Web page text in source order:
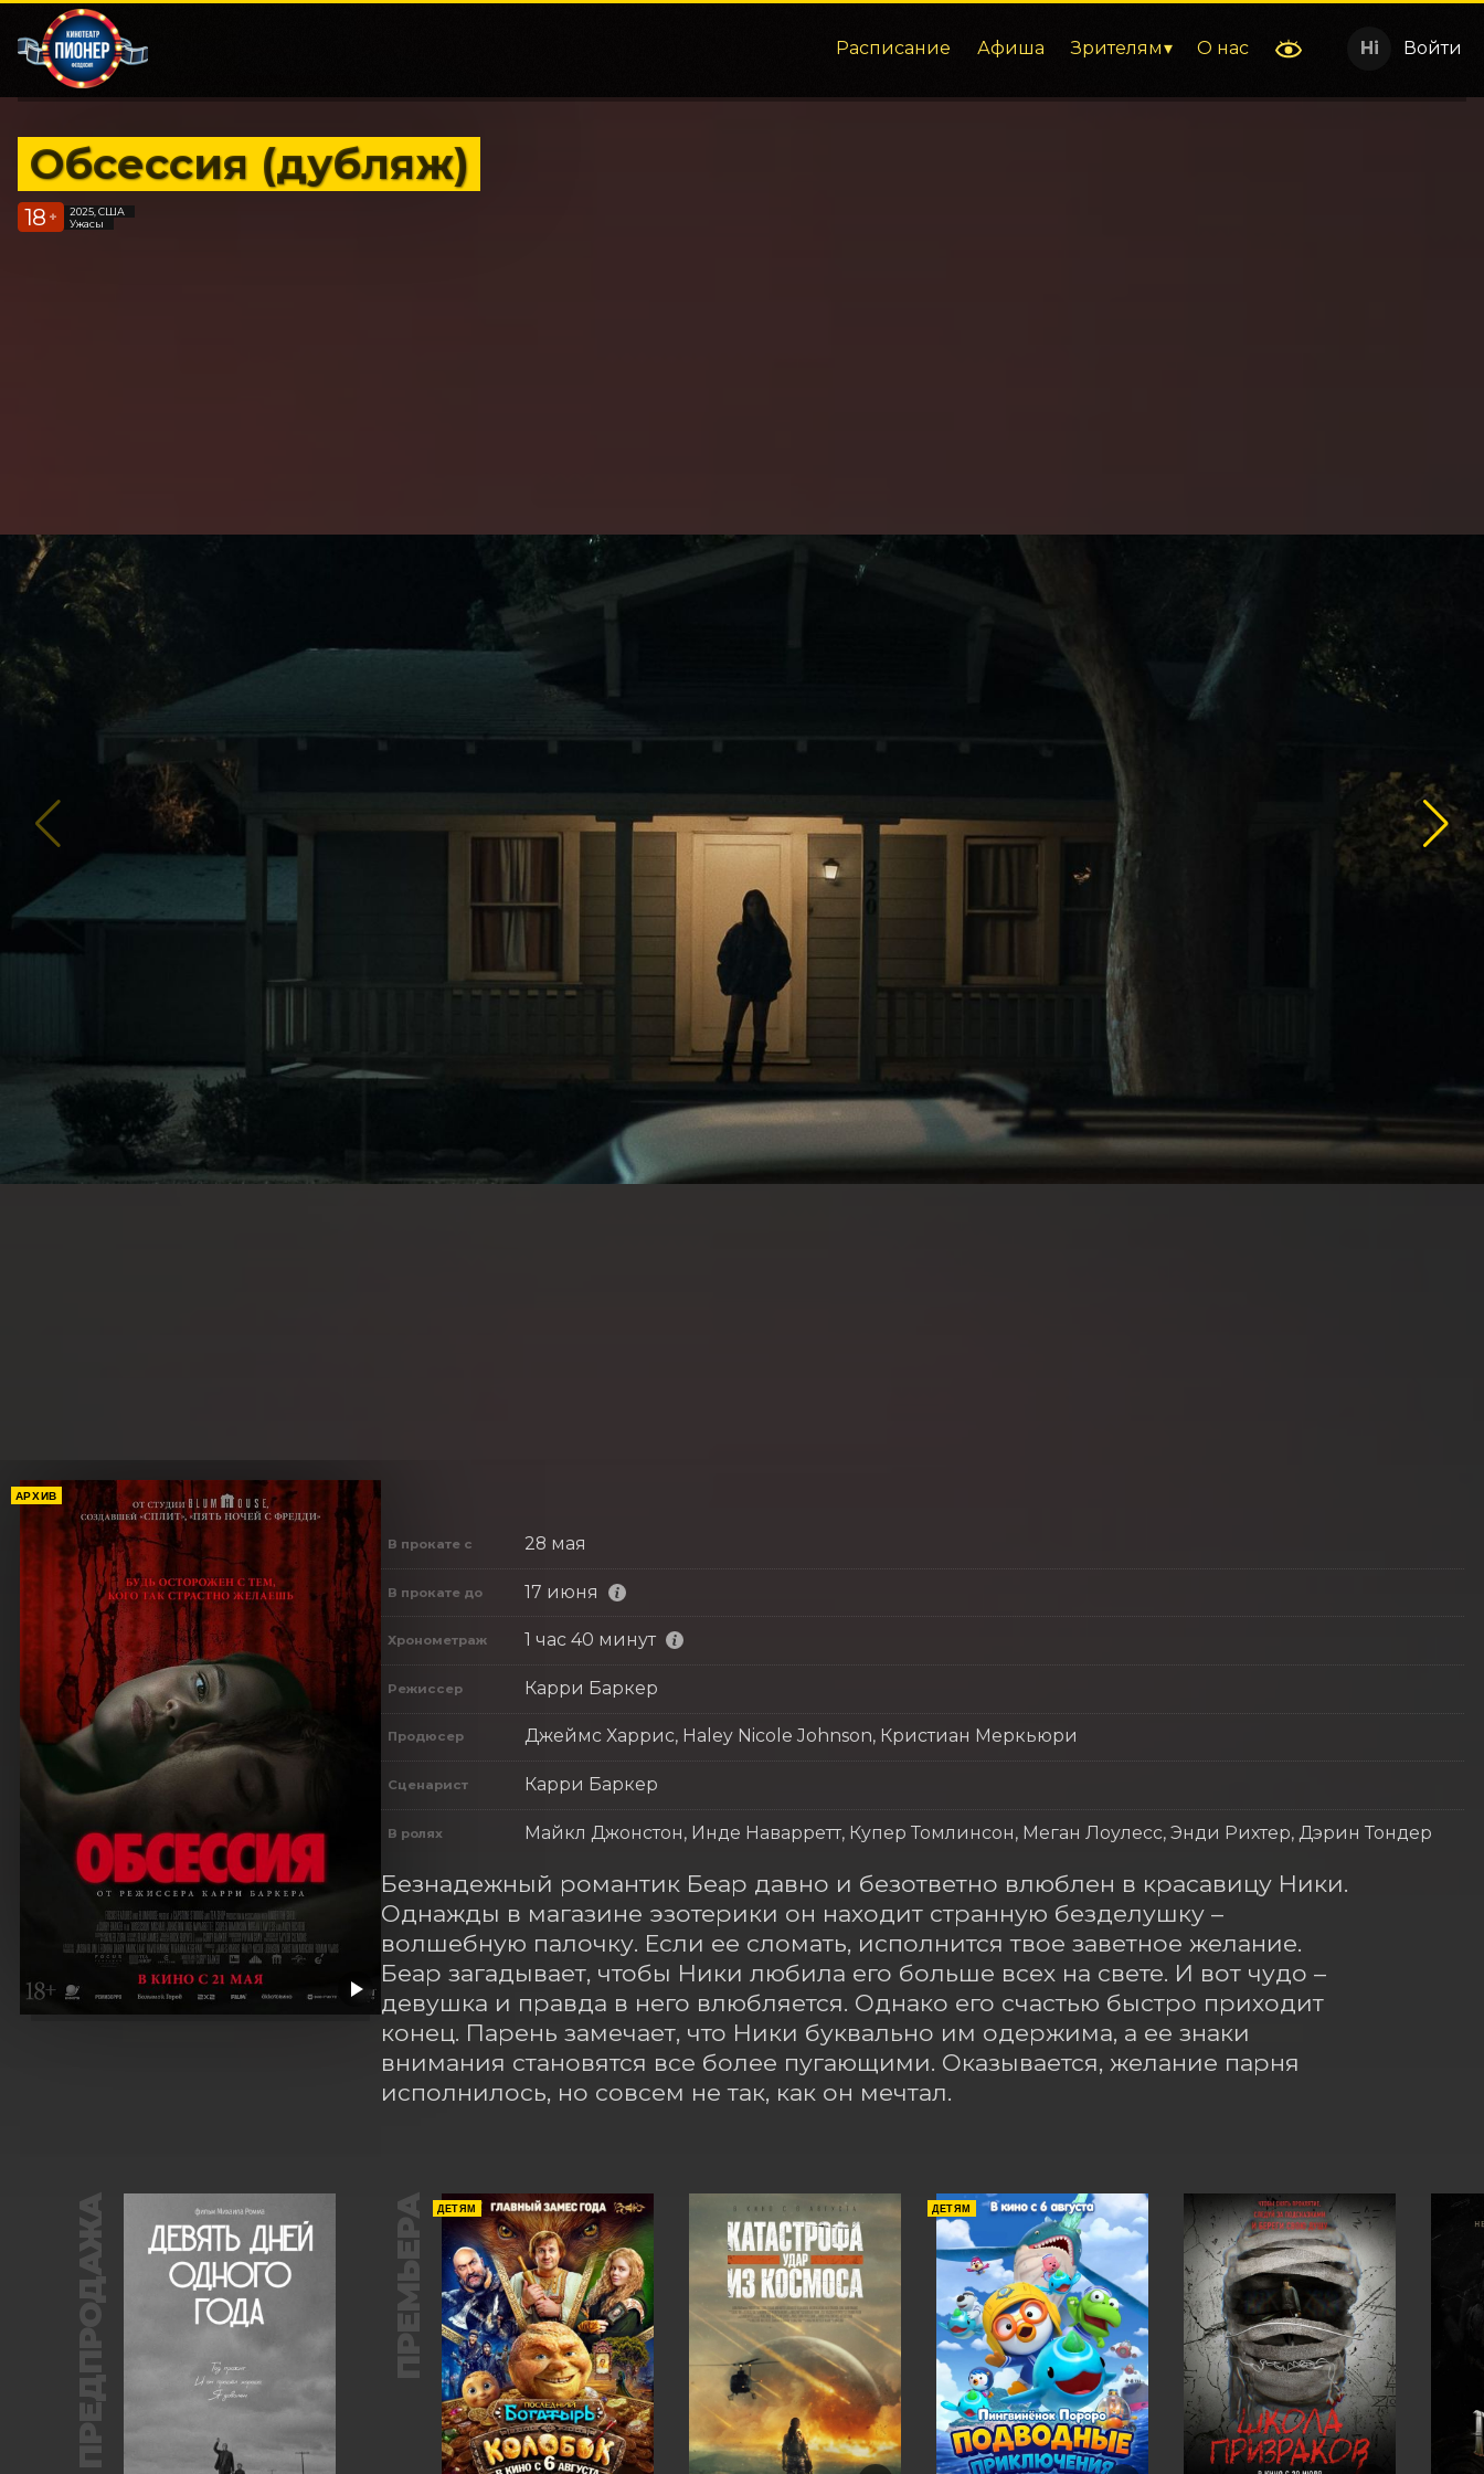
Расписание Афиша Зрителям О нас Войти
Обсессия (дубляж)
18 +
2025, США
Ужасы
АРХИВ
В прокате с 28 мая
В прокате до 17 июня
Хронометраж 1 час 40 минут
Режиссер Карри Баркер
Продюсер Джеймс Харрис, Haley Nicole Johnson, Кристиан Меркьюри
Сценарист Карри Баркер
В ролях Майкл Джонстон, Инде Наварретт, Купер Томлинсон, Меган Лоулесс, Энди Рихтер, Дэрин Тондер
Безнадежный романтик Беар давно и безответно влюблен в красавицу Ники.
Однажды в магазине эзотерики он находит странную безделушку –
волшебную палочку. Если ее сломать, исполнится твое заветное желание.
Беар загадывает, чтобы Ники любила его больше всех на свете. И вот чудо –
девушка и правда в него влюбляется. Однако его счастью быстро приходит
конец. Парень замечает, что Ники буквально им одержима, а ее знаки
внимания становятся все более пугающими. Оказывается, желание парня
исполнилось, но совсем не так, как он мечтал.
ПРЕДПРОДАЖА ПРЕМЬЕРА ДЕТЯМ ДЕТЯМ